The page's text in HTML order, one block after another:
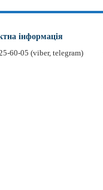
інформація
60-05 (viber, telegram)